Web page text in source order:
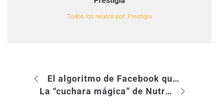
Todos los relatos por: Prestigia
El algoritmo de Facebook que todo lo revoluciona
La “cuchara mágica” de Nutribén causa estragos en su reputación online